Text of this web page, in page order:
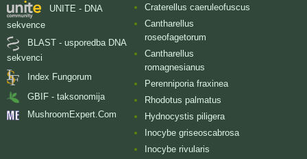
UNITE - DNA
sekvence
BLAST - usporedba DNA
sekvenci
Index Fungorum
GBIF - taksonomija
MushroomExpert.Com
Craterellus caeruleofuscus
Cantharellus
roseofagetorum
Cantharellus
romagnesianus
Perenniporia fraxinea
Rhodotus palmatus
Hydnocystis piligera
Inocybe griseoscabrosa
Inocybe rivularis